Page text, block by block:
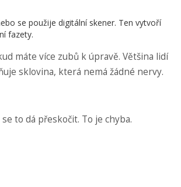
se použije digitální skener. Ten vytvoří
fazety.
máte více zubů k úpravě. Většina lidí
sklovina, která nemá žádné nervy.
to dá přeskočit. To je chyba.